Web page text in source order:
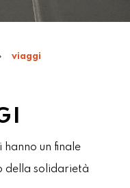
viaggi
un finale
della solidarietà